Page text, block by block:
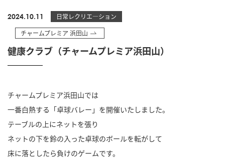
2024.10.11
日常レクリエ―ション
チャームプレミア 浜田山
健康クラブ（チャームプレミア浜田山）
チャームプレミア浜田山では
一番白熱する「卓球バレー」を開催いたしました。
テーブルの上にネットを張り
ネットの下を鈴の入った卓球のボールを転がして
床に落としたら負けのゲームです。